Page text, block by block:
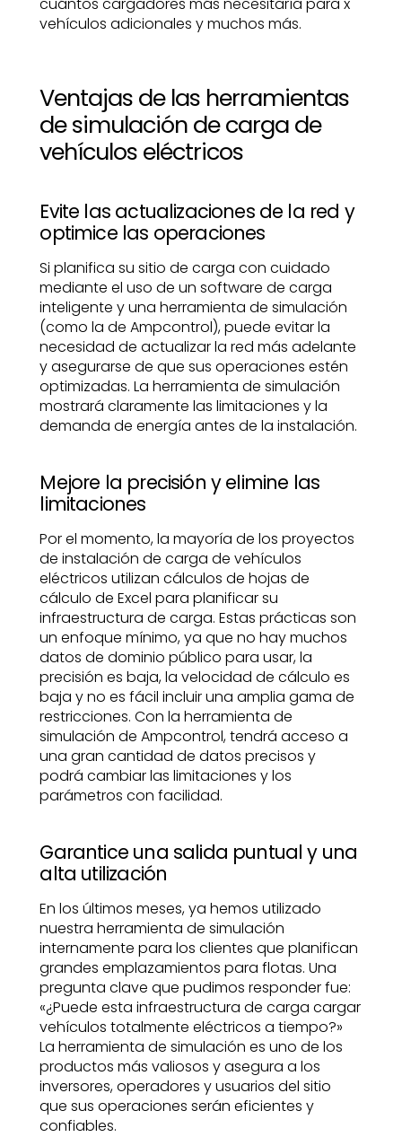
vehículos adicionales y muchos más.
Ventajas de las herramientas
de simulación de carga de
vehículos eléctricos
Evite las actualizaciones de la red y
optimice las operaciones
Si planifica su sitio de carga con cuidado
mediante el uso de un software de carga
inteligente y una herramienta de simulación
(como la de Ampcontrol), puede evitar la
necesidad de actualizar la red más adelante
y asegurarse de que sus operaciones estén
optimizadas. La herramienta de simulación
mostrará claramente las limitaciones y la
demanda de energía antes de la instalación.
Mejore la precisión y elimine las
limitaciones
Por el momento, la mayoría de los proyectos
de instalación de carga de vehículos
eléctricos utilizan cálculos de hojas de
cálculo de Excel para planificar su
infraestructura de carga. Estas prácticas son
un enfoque mínimo, ya que no hay muchos
datos de dominio público para usar, la
precisión es baja, la velocidad de cálculo es
baja y no es fácil incluir una amplia gama de
restricciones. Con la herramienta de
simulación de Ampcontrol, tendrá acceso a
una gran cantidad de datos precisos y
podrá cambiar las limitaciones y los
parámetros con facilidad.
Garantice una salida puntual y una
alta utilización
En los últimos meses, ya hemos utilizado
nuestra herramienta de simulación
internamente para los clientes que planifican
grandes emplazamientos para flotas. Una
pregunta clave que pudimos responder fue:
«¿Puede esta infraestructura de carga cargar
vehículos totalmente eléctricos a tiempo?»
La herramienta de simulación es uno de los
productos más valiosos y asegura a los
inversores, operadores y usuarios del sitio
que sus operaciones serán eficientes y
confiables.